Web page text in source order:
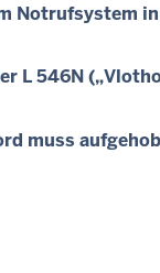
Notrufsystem
L 546N
muss